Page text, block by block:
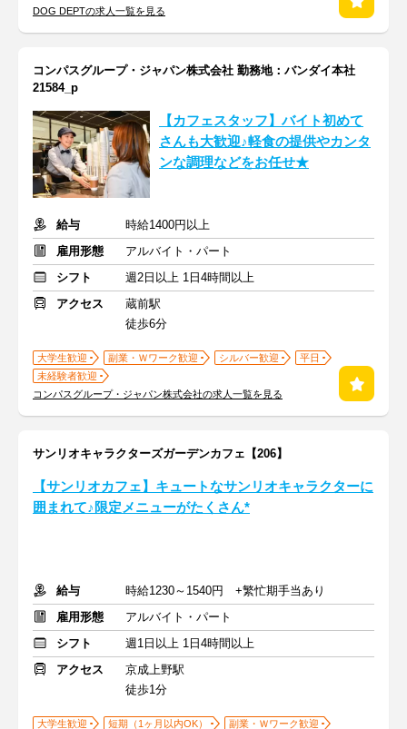
DOG DEPTの求人一覧を見る
コンパスグループ・ジャパン株式会社 勤務地：バンダイ本社
21584_p
【カフェスタッフ】バイト初めて
さんも大歓迎♪軽食の提供やカンタ
ンな調理などをお任せ★
給与
時給1400円以上
雇用形態
アルバイト・パート
シフト
週2日以上 1日4時間以上
アクセス
蔵前駅
徒歩6分
大学生歓迎 副業・Ｗワーク歓迎 シルバー歓迎
平日
未経験者歓迎
コンパスグループ・ジャパン株式会社の求人一覧を見る
サンリオキャラクターズガーデンカフェ【206】
【サンリオカフェ】キュートなサンリオキャラクターに
囲まれて♪限定メニューがたくさん*
給与
時給1230～1540円 +繁忙期手当あり
雇用形態
アルバイト・パート
シフト
週1日以上 1日4時間以上
アクセス
京成上野駅
徒歩1分
大学生歓迎 短期（1ヶ月以内OK）
副業・Ｗワーク歓迎